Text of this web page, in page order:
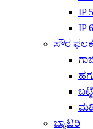
IP
IP
ಸೌರ ಫಲಕ
ಬ್ಯಾಟರಿ